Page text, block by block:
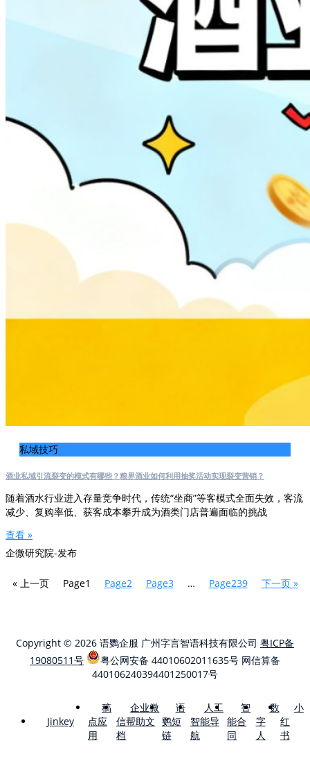
私域技巧
酒业私域引流裂变的模式有哪些？粮界酒业如何利用抽奖活动实现裂变营销？
随着酒水行业进入存量竞争时代，传统“坐商”等客模式全面失效，客流
减少、复购率低、获客成本攀升成为酒类门店普遍面临的挑战
查看 »
企微研究院-发布
« 上一页 Page1 Page2 Page3 … Page239 下一页 »
Copyright © 2026 语鹦企服 广州字言智语科技有限公司 粤ICP备
19080511号
粤公网安备 44010602011635号 网信算备
440106240394401250017号
Jinkey
稿
点应
用
企业微
信帮助文
档
语
鹦短
链
人工
智能导
航
智
能合
同
数
字
人
小
红
书